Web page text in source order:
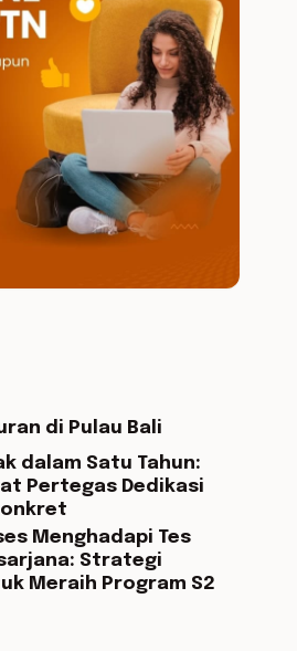
di Pulau Bali
dalam Satu Tahun:
Pertegas Dedikasi
Menghadapi Tes
Strategi
Meraih Program S2